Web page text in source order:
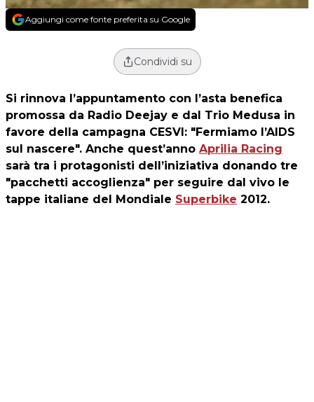
Aggiungi come fonte preferita su Google
Condividi su
Si rinnova l’appuntamento con l’asta benefica
promossa da Radio Deejay e dal Trio Medusa in
favore della campagna CESVI: "Fermiamo l’AIDS
sul nascere". Anche quest’anno Aprilia Racing
sarà tra i protagonisti dell’iniziativa donando tre
"pacchetti accoglienza" per seguire dal vivo le
tappe italiane del Mondiale Superbike 2012.